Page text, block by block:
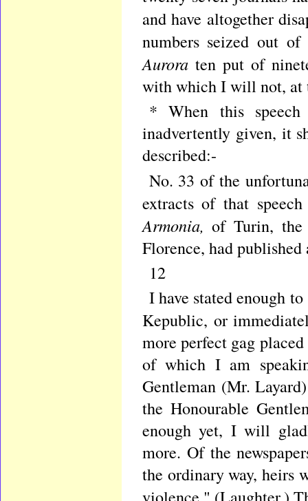
and have altogether
numbers seized out
Aurora ten put of
with which I will not, at
* When this speech
inadvertently given, it
described:-
No. 33 of the
extracts of that
Armonia,of Turin,
Florence, had
12
I have stated enough
Kepublic, or
more perfect gag
of which I am
Gentleman (Mr.
the Honourable
enough yet, I will
more. Of the
the ordinary way, heirs